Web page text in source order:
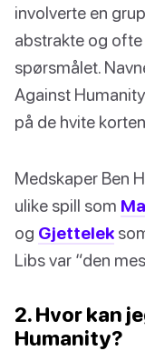
involverte en
abstrakte og
spørsmålet.
Against
på de hvite
Medskaper Ben
ulike spill som
og Gjettelek
Libs var “den
2. Hvor kan
Humanity?